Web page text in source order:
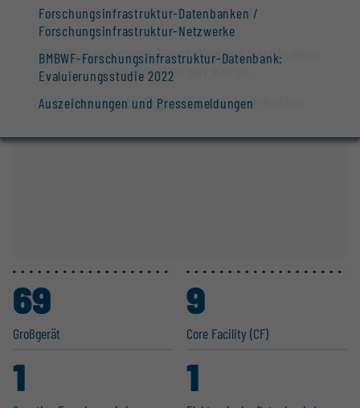
Forschungs­infrastruktur-Datenbanken /
Forschungs­infrastruktur-Netzwerke
BMBWF-Forschungsinfrastruktur-Datenbank:
Evaluierungsstudie 2022
Auszeichnungen und Pressemeldungen
Ihre Datenschutz-Einstellungen verhindern
die Anzeige der Karte.
Datenschutz-Einstellungen bearbeiten
Großgerät
69
Core Facility (CF)
9
1 1